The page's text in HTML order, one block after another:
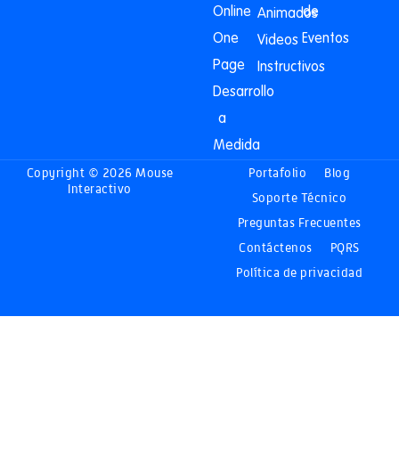
Online
One
Page
Desarrollo
a
Medida
Animados
Videos
Instructivos
de
Eventos
Copyright © 2026 Mouse
Interactivo
Portafolio
Blog
Soporte Técnico
Preguntas Frecuentes
Contáctenos
PQRS
Política de privacidad